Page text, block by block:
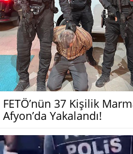
FETÖ’nün 37 Kişilik
Afyon’da Yakalandı!